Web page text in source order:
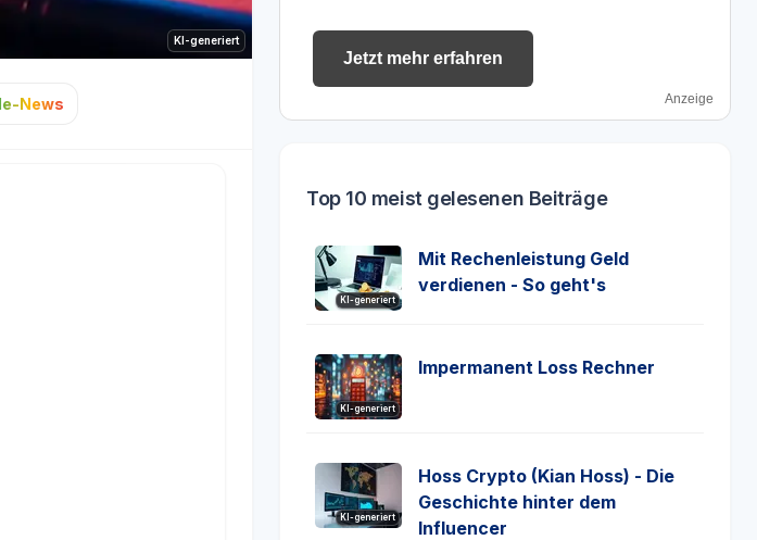
KI-generiert
News
Jetzt mehr erfahren
Anzeige
Top 10 meist gelesenen Beiträge
KI-generiert
Mit Rechenleistung Geld
verdienen - So geht's
KI-generiert
Impermanent Loss Rechner
KI-generiert
Hoss Crypto (Kian Hoss) - Die
Geschichte hinter dem
Influencer